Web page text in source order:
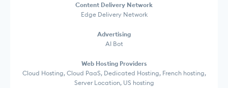
Content Delivery Network
Edge Delivery Network
Advertising
AI Bot
Web Hosting Providers
Cloud Hosting, Cloud PaaS, Dedicated Hosting, French hosting,
Server Location, US hosting